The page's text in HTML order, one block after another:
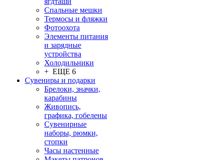
Спальные мешки
Термосы и фляжки
Фотоохота
Элементы питания
и зарядные
устройства
Холодильники
+ ЕЩЕ 6
Сувениры и подарки
Брелоки, значки,
карабины
Живопись,
графика, гобелены
Сувенирные
наборы, рюмки,
стопки
Часы настенные